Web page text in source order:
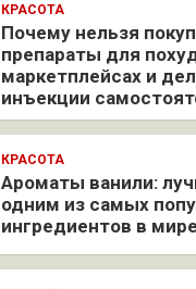
КРАСОТА
Почему нельзя
препараты для
маркетплейсах и
инъекции
КРАСОТА
Ароматы ванили:
одним из самых
ингредиентов в мире